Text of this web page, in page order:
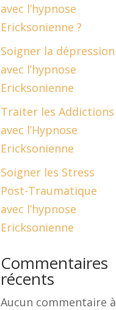
avec l’hypnose
Ericksonienne ?
Soigner la dépression
avec l’hypnose
Ericksonienne
Traiter les Addictions
avec l’Hypnose
Ericksonienne
Soigner les Stress
Post-Traumatique
avec l’hypnose
Ericksonienne
Commentaires
récents
Aucun commentaire à